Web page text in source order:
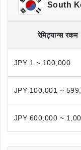
South
रेमिट्यान्स रकम
JPY 1 ~ 100,000
JPY 100,001 ~
JPY 600,000 ~